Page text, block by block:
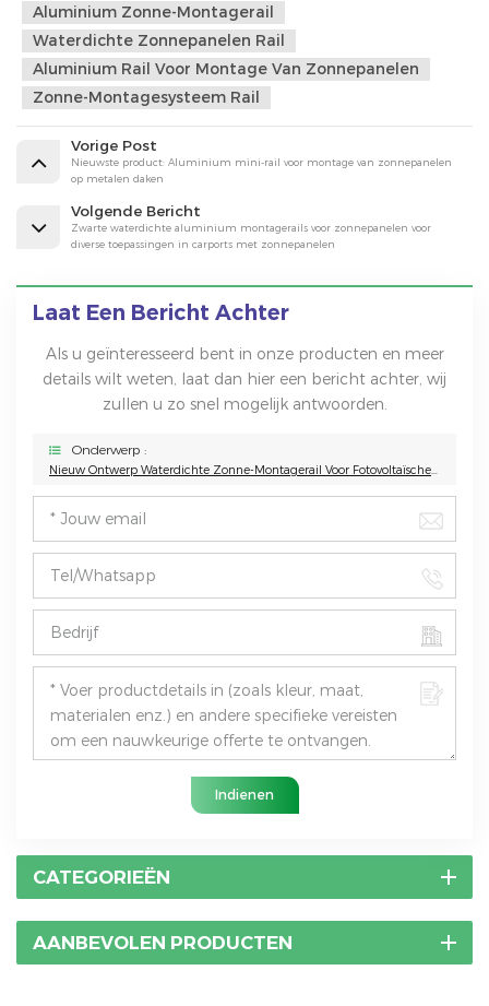
Aluminium Zonne-Montagerail
Waterdichte Zonnepanelen Rail
Aluminium Rail Voor Montage Van Zonnepanelen
Zonne-Montagesysteem Rail
Vorige Post
Nieuwste product: Aluminium mini-rail voor montage van zonnepanelen
op metalen daken
Volgende Bericht
Zwarte waterdichte aluminium montagerails voor zonnepanelen voor
diverse toepassingen in carports met zonnepanelen
Laat Een Bericht Achter
Als u geïnteresseerd bent in onze producten en meer
details wilt weten, laat dan hier een bericht achter, wij
zullen u zo snel mogelijk antwoorden.
Onderwerp :
Nieuw Ontwerp Waterdichte Zonne-Montagerail Voor Fotovoltaïsche Carport
Indienen
CATEGORIEËN
AANBEVOLEN PRODUCTEN